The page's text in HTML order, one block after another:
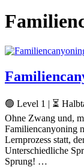
🟢 Level 1 | ⏳
Ohne Zwang und,
Familiencanyoning
Lernprozess statt,
Unterschiedliche
Sprung! …